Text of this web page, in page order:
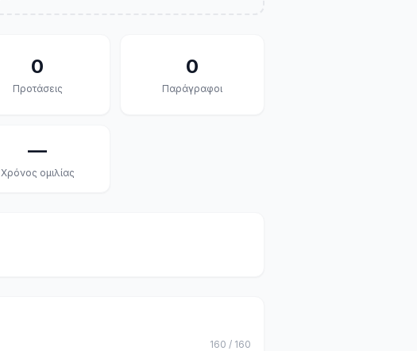
0
Προτάσεις
0
Παράγραφοι
—
Χρόνος ομιλίας
160 / 160